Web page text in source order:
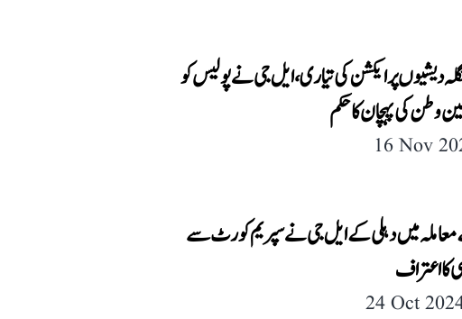
دیشیوں پر ایکشن کی تیاری، ایل جی نے پولیس کو
وطن کی پہچان کا حکم
16 Nov
میں دہلی کے ایل جی نے سپریم کورٹ سے
کا اعتراف
24 Oct